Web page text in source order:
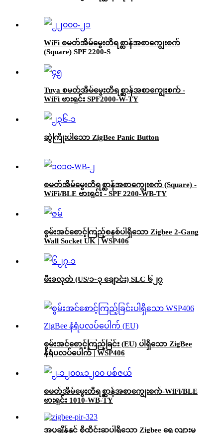
WiFi စမတ်အိမ်မွေးတိရစ္ဆာန်အစာကျွေးစက်
(Square) SPF 2200-S
Tuya စမတ်အိမ်မွေးတိရစ္ဆာန်အစာကျွေးစက် -
WiFi ဗားရှင်း SPF2000-W-TY
ဆွဲကြိုးပါသော ZigBee Panic Button
စမတ်အိမ်မွေးတိရစ္ဆာန်အစာကျွေးစက် (Square) -
WiFi/BLE ဗားရှင်း - SPF 2200-WB-TY
စွမ်းအင်စောင့်ကြည့်စနစ်ပါရှိသော Zigbee 2-Gang
Wall Socket UK | WSP406
မီးခလုတ် (US/၁~၃ ချောင်း) SLC ၆၂၇
စွမ်းအင်စောင့်ကြည့်ခြင်း (EU) ပါရှိသော ZigBee
နံရံပလပ်ပေါက် | WSP406
စမတ်အိမ်မွေးတိရစ္ဆာန်အစာကျွေးစက်-WiFi/BLE
ဗားရှင်း 1010-WB-TY
အပူချိန်နှင့် စိုထိုင်းဆပါရှိသော Zigbee ရွေ့လျားမှု